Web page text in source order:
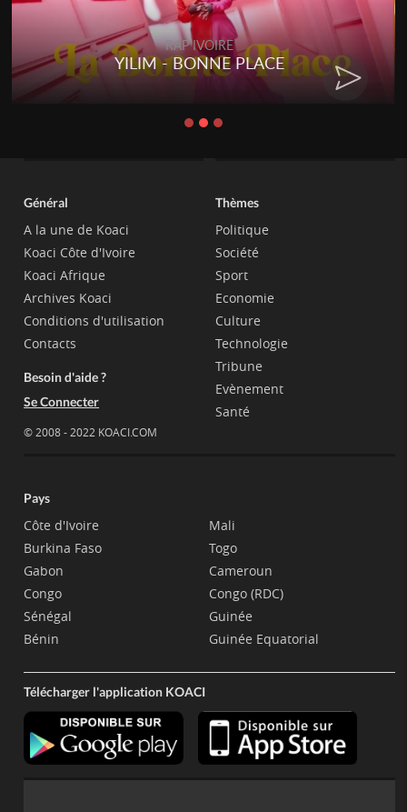
RAP IVOIRE
RENARD BARAKISSA -
CHAT
Général
A la une de Koaci
Koaci Côte d'Ivoire
Koaci Afrique
Archives Koaci
Conditions d'utilisation
Contacts
Besoin d'aide ?
Se Connecter
© 2008 - 2022 KOACI.COM
Thèmes
Politique
Société
Sport
Economie
Culture
Technologie
Tribune
Evènement
Santé
Pays
Côte d'Ivoire
Burkina Faso
Gabon
Congo
Sénégal
Bénin
Mali
Togo
Cameroun
Congo (RDC)
Guinée
Guinée Equatorial
Télécharger l'application KOACI